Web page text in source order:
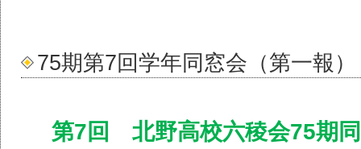
75期第7回学年同窓会（第一報）
第7回 北野高校六稜会75期